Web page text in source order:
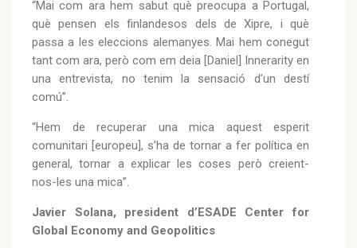
“Mai com ara hem sabut què preocupa a Portugal,
què pensen els finlandesos dels de Xipre, i què
passa a les eleccions alemanyes. Mai hem conegut
tant com ara, però com em deia [Daniel] Innerarity en
una entrevista, no tenim la sensació d’un destí
comú”.
“Hem de recuperar una mica aquest esperit
comunitari [europeu], s’ha de tornar a fer política en
general, tornar a explicar les coses però creient-
nos-les una mica”.
Javier Solana, president d’ESADE Center for
Global Economy and Geopolitics